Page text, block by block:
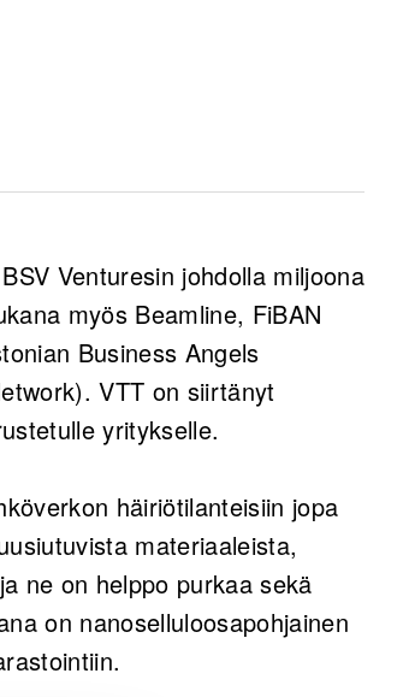
mineraaleista.
rahoitus mahdollistaa
tukee EU:n strategisia
joka täydentää akkuja, ja se
kuten verkon
ja Baltiassa, ja ensimmäiset
Venturesin johdolla miljoona
myös Beamline, FiBAN
Business Angels
VTT on siirtänyt
yritykselle.
häiriötilanteisiin jopa
materiaaleista,
ne on helppo purkaa sekä
on nanoselluloosapohjainen